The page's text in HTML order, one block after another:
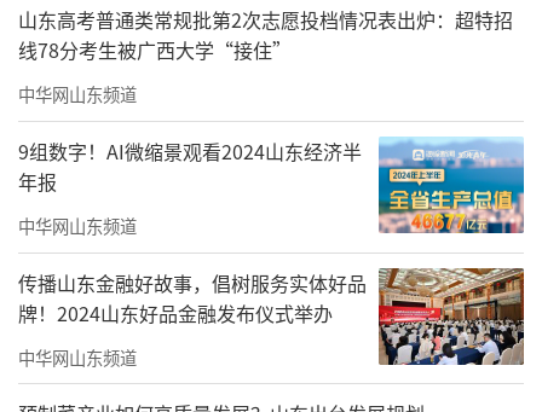
山东高考普通类常规批第2次志愿投档情况表出炉：超特招
线78分考生被广西大学“接住”
中华网山东频道
9组数字！AI微缩景观看2024山东经济半
年报
中华网山东频道
传播山东金融好故事，倡树服务实体好品
牌！2024山东好品金融发布仪式举办
中华网山东频道